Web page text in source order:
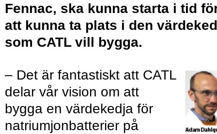
Fennac, ska kunna starta i tid
att kunna ta plats i den
som CATL vill bygga.
– Det är fantastiskt att CATL
delar vår vision om att
bygga en värdekedja för
natriumjonbatterier på